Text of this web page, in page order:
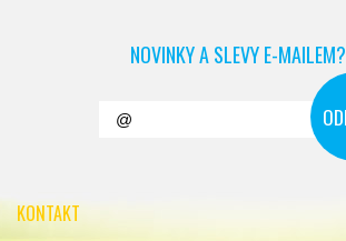
NOVINKY A SLEVY E-MAILEM?
KONTAKT